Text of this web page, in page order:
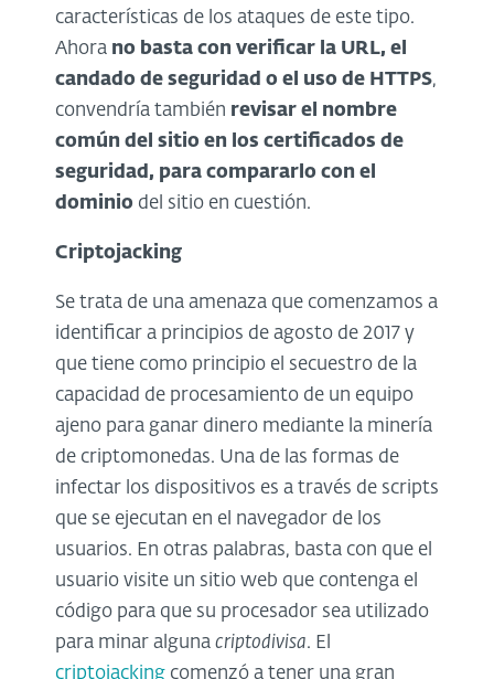
características de los ataques de este tipo.
Ahora no basta con verificar la URL, el
candado de seguridad o el uso de HTTPS,
convendría también revisar el nombre
común del sitio en los certificados de
seguridad, para compararlo con el
dominio del sitio en cuestión.
Criptojacking
Se trata de una amenaza que comenzamos a
identificar a principios de agosto de 2017 y
que tiene como principio el secuestro de la
capacidad de procesamiento de un equipo
ajeno para ganar dinero mediante la minería
de criptomonedas. Una de las formas de
infectar los dispositivos es a través de scripts
que se ejecutan en el navegador de los
usuarios. En otras palabras, basta con que el
usuario visite un sitio web que contenga el
código para que su procesador sea utilizado
para minar alguna criptodivisa. El
criptojacking comenzó a tener una gran